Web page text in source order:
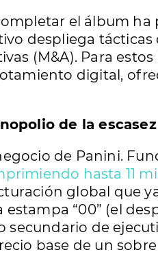
el álbum
despliega
(M&A). Para
digital,
de la escasez
de Panini.
hasta 11
global que
“00” (el
de
base de un